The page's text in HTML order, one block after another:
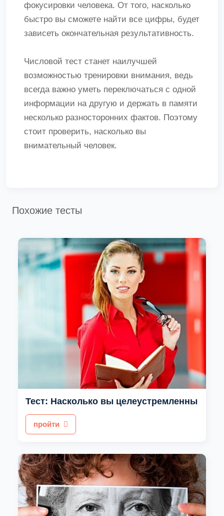
фокусировки человека. От того, насколько
быстро вы сможете найти все цифры, будет
зависеть окончательная результативность.
Числовой тест станет наилучшей
возможностью тренировки внимания, ведь
всегда важно уметь переключаться с одной
информации на другую и держать в памяти
несколько разносторонних фактов. Поэтому
стоит проверить, насколько вы
внимательный человек.
Похожие тесты
Тест: Насколько вы целеустремленны
пройти